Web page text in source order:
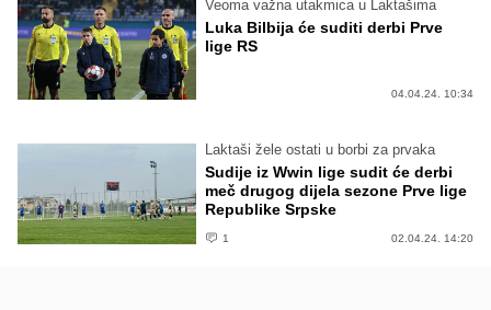
Veoma važna utakmica u Laktašima
Luka Bilbija će suditi derbi Prve
lige RS
04.04.24. 10:34
Laktaši žele ostati u borbi za prvaka
Sudije iz Wwin lige sudit će derbi
meč drugog dijela sezone Prve lige
Republike Srpske
1 02.04.24. 14:20